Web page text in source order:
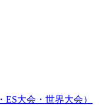
大会・世界大会）